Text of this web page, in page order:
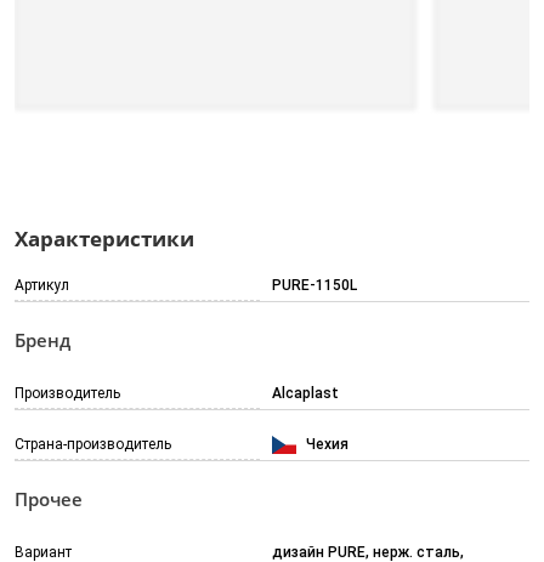
Характеристики
Артикул PURE-1150L
Бренд
Производитель Alcaplast
Страна-производитель Чехия
Прочее
Вариант
дизайн PURE, нерж. сталь,